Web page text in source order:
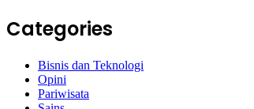
Categories
Bisnis dan Teknologi
Opini
Pariwisata